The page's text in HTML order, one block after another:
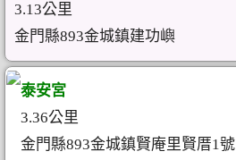
3.13公里
金門縣893金城鎮建功嶼
泰安宮
3.36公里
金門縣893金城鎮賢庵里賢厝1號